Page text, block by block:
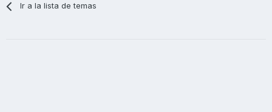
Ir a la lista de temas